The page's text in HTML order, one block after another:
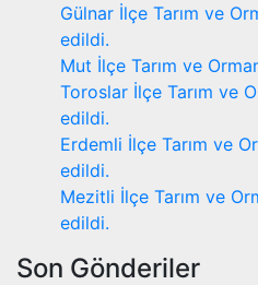
Gülnar İlçe Tarım ve
edildi.
Mut İlçe Tarım ve
Toroslar İlçe Tarım ve
edildi.
Erdemli İlçe Tarım ve
edildi.
Mezitli İlçe Tarım ve
edildi.
Son Gönderiler